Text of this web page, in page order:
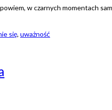
w czarnych momentach
się, uważność